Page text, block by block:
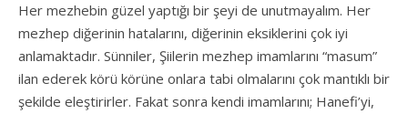
Her mezhebin güzel yaptığı bir şeyi de unutmayalım. Her
mezhep diğerinin hatalarını, diğerinin eksiklerini çok iyi
anlamaktadır. Sünniler, Şiilerin mezhep imamlarını “masum”
ilan ederek körü körüne onlara tabi olmalarını çok mantıklı bir
şekilde eleştirirler. Fakat sonra kendi imamlarını; Hanefi’yi,